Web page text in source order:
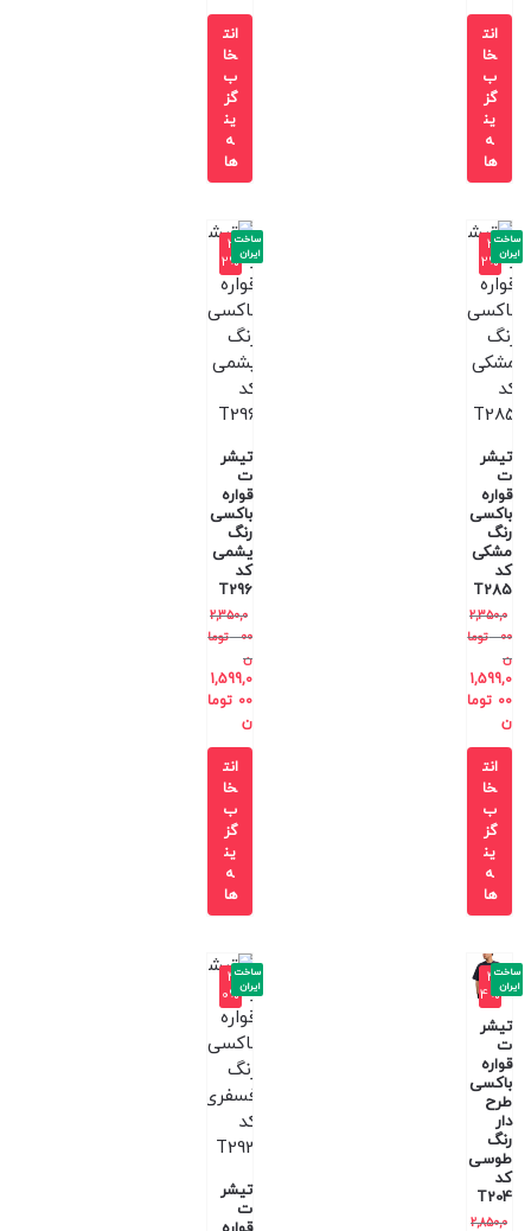
انت
خا
ب
گز
ین
ه
ها
انت
خا
ب
گز
ین
ه
ها
-3
2%
تیشر
ت
قواره
باکسی
رنگ
مشکی
کد
T285
2,350,0
00
توما
ن
1,599,0
00 توما
ن
ساخت
ایران
انت
خا
ب
گز
ین
ه
ها
-3
2%
تیشر
ت
قواره
باکسی
رنگ
یشمی
کد
T296
2,350,0
00
توما
ن
1,599,0
00 توما
ن
ساخت
ایران
انت
خا
ب
گز
ین
ه
ها
-4
4%
تیشر
ت
قواره
باکسی
طرح
دار
رنگ
طوسی
کد
T204
2,850,0
ساخت
ایران
-4
0%
تیشر
ت
ساخت
ایران